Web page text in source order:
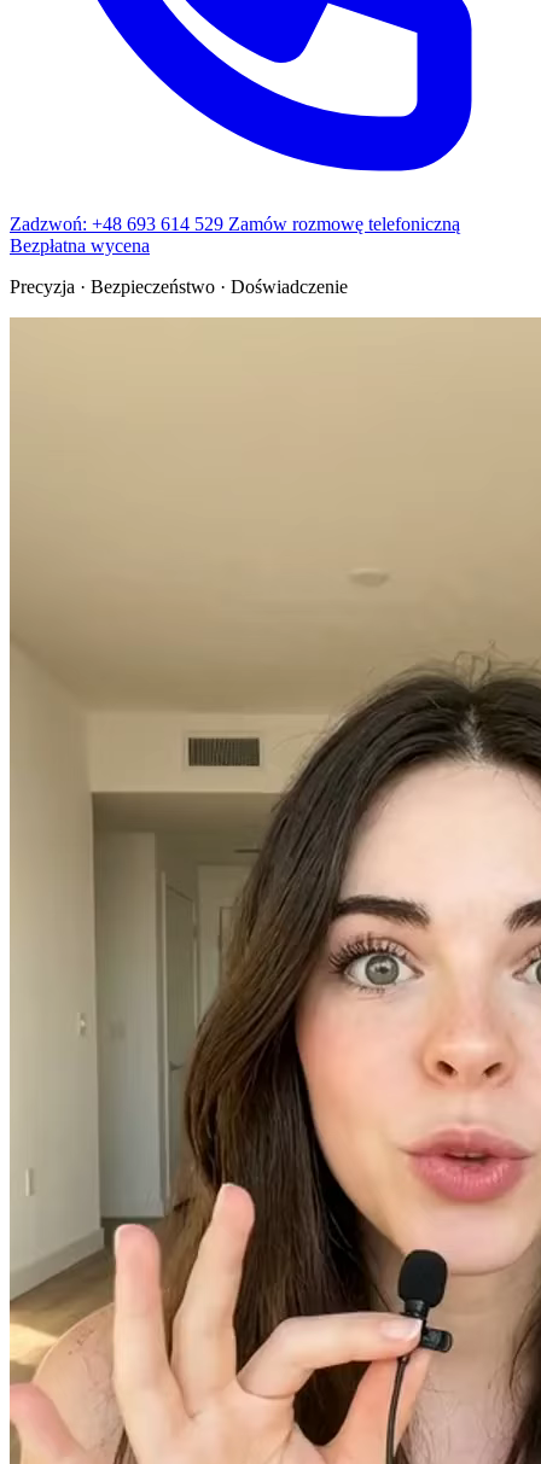
Zadzwoń: +48 693 614 529 Zamów rozmowę telefoniczną
Bezpłatna wycena
Precyzja · Bezpieczeństwo · Doświadczenie